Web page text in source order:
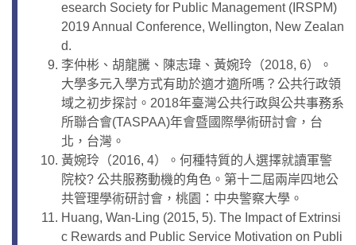
esearch Society for Public Management (IRSPM)
2019 Annual Conference, Wellington, New Zealan
d.
李仲彬、胡龍騰、陳志瑋、黃婉玲（2018, 6）。
大學多元入學方式有助於適才適所嗎？公共行政領
域之初步探討。2018年臺灣公共行政與公共事務系
所聯合會(TASPAA)年會暨國際學術研討會，台
北，台灣。
黃婉玲（2016, 4）。何種特質的人選擇就讀軍警
院校? 公共服務動機的角色。第十二屆兩岸四地公
共管理學術研討會，桃園：中央警察大學。
Huang, Wan-Ling (2015, 5). The Impact of Extrinsi
c Rewards and Public Service Motivation on Publi